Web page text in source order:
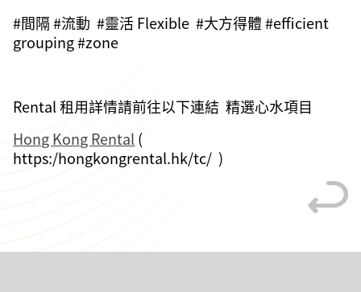
#間隔 #流動 #靈活 Flexible #大方得體 #efficient
grouping #zone
Rental 租用詳情請前往以下連結 精選心水項目
Hong Kong Rental(
https:/hongkongrental.hk/tc/ )